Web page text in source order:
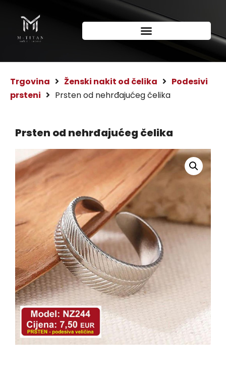
Trgovina Ženski nakit od čelika
Podesivi
prsteni
Prsten od nehrđajućeg čelika
Prsten od nehrđajućeg čelika